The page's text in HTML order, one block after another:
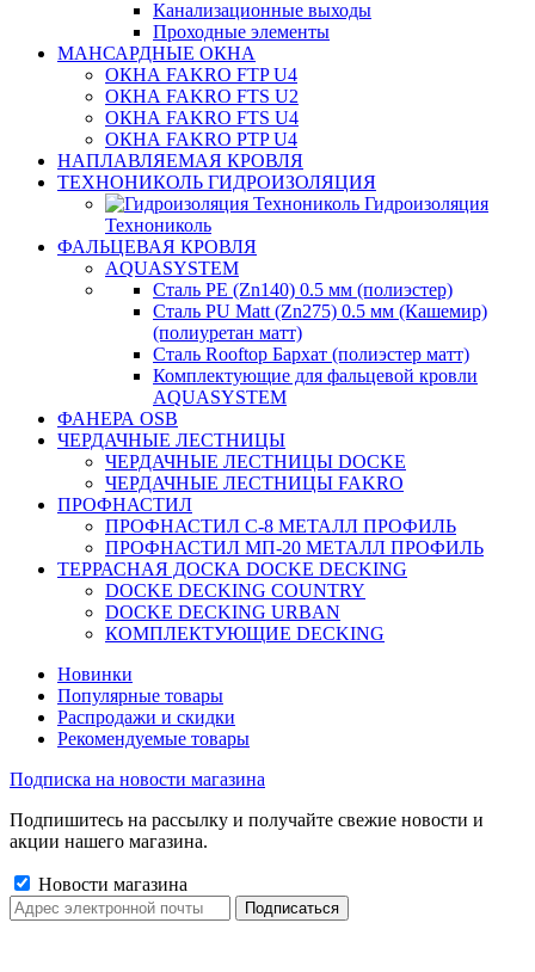
Канализационные выходы
Проходные элементы
МАНСАРДНЫЕ ОКНА
ОКНА FAKRO FTP U4
ОКНА FAKRO FTS U2
ОКНА FAKRO FTS U4
ОКНА FAKRO PTP U4
НАПЛАВЛЯЕМАЯ КРОВЛЯ
ТЕХНОНИКОЛЬ ГИДРОИЗОЛЯЦИЯ
Гидроизоляция
Технониколь
ФАЛЬЦЕВАЯ КРОВЛЯ
AQUASYSTEM
Сталь PE (Zn140) 0.5 мм (полиэстер)
Сталь PU Matt (Zn275) 0.5 мм (Кашемир)
(полиуретан матт)
Сталь Rooftop Бархат (полиэстер матт)
Комплектующие для фальцевой кровли
AQUASYSTEM
ФАНЕРА OSB
ЧЕРДАЧНЫЕ ЛЕСТНИЦЫ
ЧЕРДАЧНЫЕ ЛЕСТНИЦЫ DOCKE
ЧЕРДАЧНЫЕ ЛЕСТНИЦЫ FAKRO
ПРОФНАСТИЛ
ПРОФНАСТИЛ C-8 МЕТАЛЛ ПРОФИЛЬ
ПРОФНАСТИЛ МП-20 МЕТАЛЛ ПРОФИЛЬ
ТЕРРАСНАЯ ДОСКА DOCKE DECKING
DOCKE DECKING COUNTRY
DOCKE DECKING URBAN
КОМПЛЕКТУЮЩИЕ DECKING
Новинки
Популярные товары
Распродажи и скидки
Рекомендуемые товары
Подписка на новости магазина
Подпишитесь на рассылку и получайте свежие новости и
акции нашего магазина.
Новости магазина